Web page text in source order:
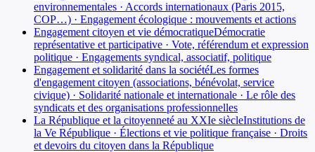
environnementales · Accords internationaux (Paris 2015,
COP…) · Engagement écologique : mouvements et actions
Engagement citoyen et vie démocratiqueDémocratie
représentative et participative · Vote, référendum et expression
politique · Engagements syndical, associatif, politique
Engagement et solidarité dans la sociétéLes formes
d'engagement citoyen (associations, bénévolat, service
civique) · Solidarité nationale et internationale · Le rôle des
syndicats et des organisations professionnelles
La République et la citoyenneté au XXIe siècleInstitutions de
la Ve République · Élections et vie politique française · Droits
et devoirs du citoyen dans la République